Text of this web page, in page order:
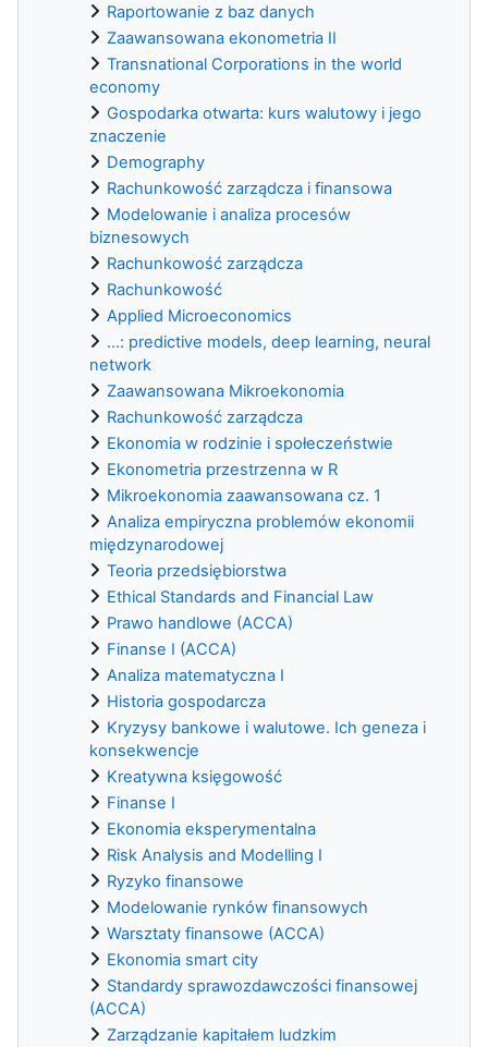
Raportowanie z baz danych
Zaawansowana ekonometria II
Transnational Corporations in the world
economy
Gospodarka otwarta: kurs walutowy i jego
znaczenie
Demography
Rachunkowość zarządcza i finansowa
Modelowanie i analiza procesów
biznesowych
Rachunkowość zarządcza
Rachunkowość
Applied Microeconomics
...: predictive models, deep learning, neural
network
Zaawansowana Mikroekonomia
Rachunkowość zarządcza
Ekonomia w rodzinie i społeczeństwie
Ekonometria przestrzenna w R
Mikroekonomia zaawansowana cz. 1
Analiza empiryczna problemów ekonomii
międzynarodowej
Teoria przedsiębiorstwa
Ethical Standards and Financial Law
Prawo handlowe (ACCA)
Finanse I (ACCA)
Analiza matematyczna I
Historia gospodarcza
Kryzysy bankowe i walutowe. Ich geneza i
konsekwencje
Kreatywna księgowość
Finanse I
Ekonomia eksperymentalna
Risk Analysis and Modelling I
Ryzyko finansowe
Modelowanie rynków finansowych
Warsztaty finansowe (ACCA)
Ekonomia smart city
Standardy sprawozdawczości finansowej
(ACCA)
Zarządzanie kapitałem ludzkim